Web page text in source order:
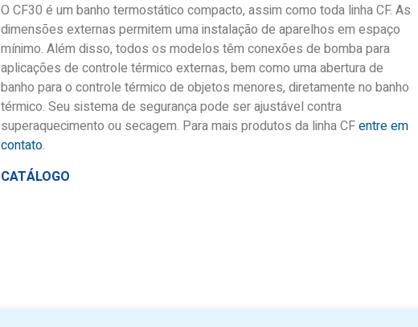
O CF30 é um banho termostático compacto, assim como toda linha CF. As
dimensões externas permitem uma instalação de aparelhos em espaço
mínimo. Além disso, todos os modelos têm conexões de bomba para
aplicações de controle térmico externas, bem como uma abertura de
banho para o controle térmico de objetos menores, diretamente no banho
térmico. Seu sistema de segurança pode ser ajustável contra
superaquecimento ou secagem. Para mais produtos da linha CFentre em
contato.
CATÁLOGO